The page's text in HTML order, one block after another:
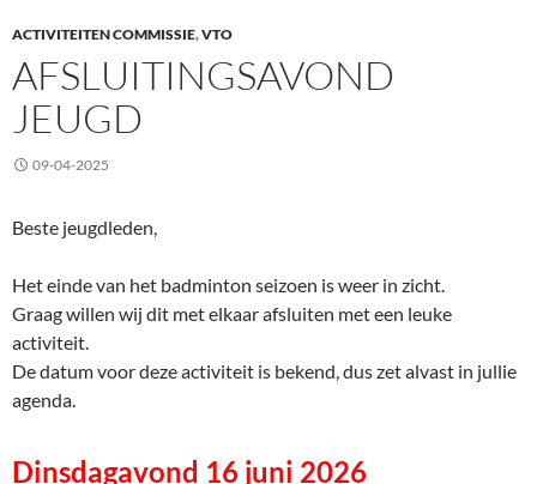
ACTIVITEITEN COMMISSIE,VTO
AFSLUITINGSAVOND
JEUGD
09-04-2025
Beste jeugdleden,
Het einde van het badminton seizoen is weer in zicht.
Graag willen wij dit met elkaar afsluiten met een leuke
activiteit.
De datum voor deze activiteit is bekend, dus zet alvast in jullie
agenda.
Dinsdagavond 16 juni 2026